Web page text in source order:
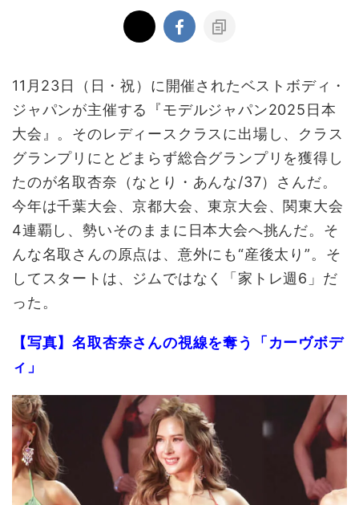
11月23日（日・祝）に開催されたベストボディ・
ジャパンが主催する『モデルジャパン2025日本
大会』。そのレディースクラスに出場し、クラス
グランプリにとどまらず総合グランプリを獲得し
たのが名取杏奈（なとり・あんな/37）さんだ。
今年は千葉大会、京都大会、東京大会、関東大会
4連覇し、勢いそのままに日本大会へ挑んだ。そ
んな名取さんの原点は、意外にも“産後太り”。そ
してスタートは、ジムではなく「家トレ週6」だ
った。
【写真】名取杏奈さんの視線を奪う「カーヴボデ
ィ」